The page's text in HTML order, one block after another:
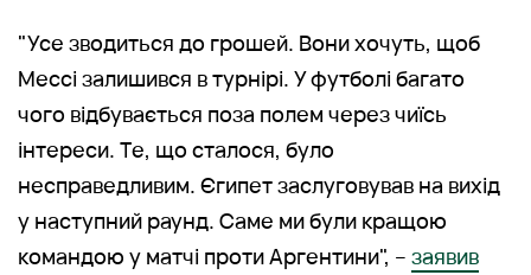
"Усе зводиться до грошей. Вони хочуть, щоб
Мессі залишився в турнірі. У футболі багато
чого відбувається поза полем через чиїсь
інтереси. Те, що сталося, було
несправедливим. Єгипет заслуговував на вихід
у наступний раунд. Саме ми були кращою
командою у матчі проти Аргентини", – заявив